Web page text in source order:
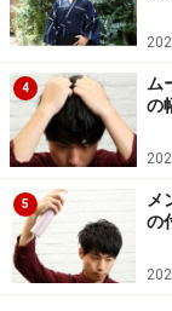
4
ム
の
5
メ
の